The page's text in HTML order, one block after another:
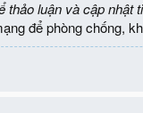
thảo luận và cập nhật
để phòng chống,